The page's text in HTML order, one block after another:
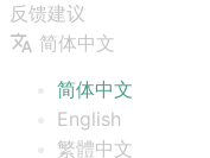
反馈建议
简体中文
简体中文
English
繁體中文